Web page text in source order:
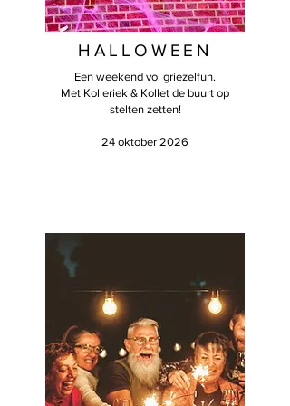
HALLOWEEN
Een weekend vol griezelfun.
Met Kolleriek & Kollet de buurt op
stelten zetten!
24 oktober 2026​